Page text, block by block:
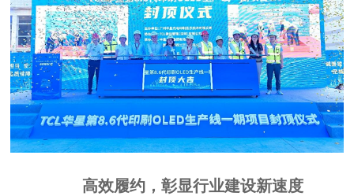
高效履约，彰显行业建设新速度